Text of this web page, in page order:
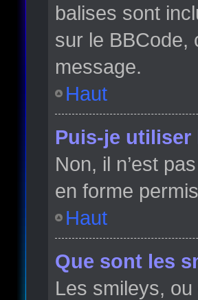
balises sont
sur le BBCode,
message.
Haut
Puis-je utiliser
Non, il n’est
en forme
Haut
Que sont les
Les smileys,